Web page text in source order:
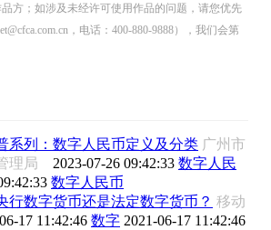
方；如涉及未经许可使用作品的问题，请您优先
，电话：400-880-9888），我们会第
系列：数字人民币定义及分类 广州市
理局 2023-07-26 09:42:33 数字人民
数字人民币
行数字货币还是法定数字货币？ 移动
17 11:42:46 数字 2021-06-17 11:42:46